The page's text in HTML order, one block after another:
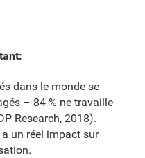
dans le monde se
– 84 % ne travaille
Research, 2018).
a un réel impact sur